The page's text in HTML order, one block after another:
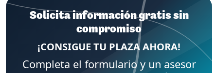
Solicita información gratis sin
compromiso
¡CONSIGUE TU PLAZA AHORA!
Completa el formulario y un asesor